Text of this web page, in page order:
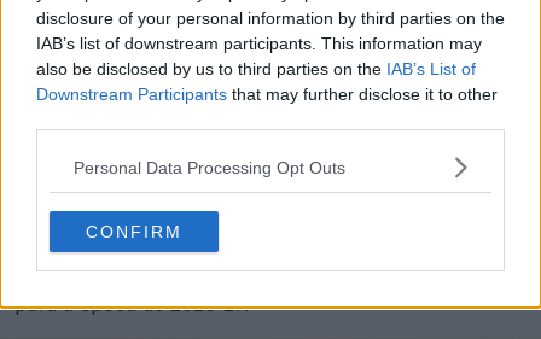
disclosure of your personal information by third parties on the
IAB’s list of downstream participants. This information may
also be disclosed by us to third parties on the IAB’s List of
Downstream Participants that may further disclose it to other
Personal Data Processing Opt Outs
CONFIRM
A camisa de deslocado do Bayern de Munique 2026-2027
da Adidas também inclui o logótipo Trefoil, dando
continuidade ao renascimento retro das Três Listras
para a época de 2026-27.